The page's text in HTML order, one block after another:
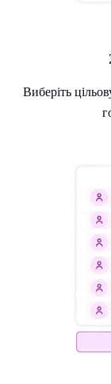
Виберіть